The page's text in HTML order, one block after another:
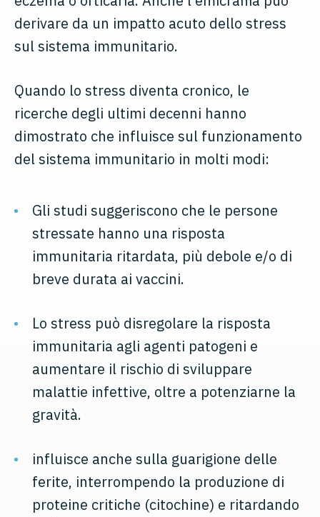
derivare da un impatto acuto dello stress
sul sistema immunitario.
Quando lo stress diventa cronico, le
ricerche degli ultimi decenni hanno
dimostrato che influisce sul funzionamento
del sistema immunitario in molti modi:
Gli studi suggeriscono che le persone
stressate hanno una risposta
immunitaria ritardata, più debole e/o di
breve durata ai vaccini.
Lo stress può disregolare la risposta
immunitaria agli agenti patogeni e
aumentare il rischio di sviluppare
malattie infettive, oltre a potenziarne la
gravità.
influisce anche sulla guarigione delle
ferite, interrompendo la produzione di
proteine critiche (citochine) e ritardando